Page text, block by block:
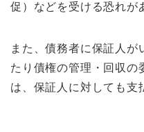
促）などを受ける恐れが
また、債務者に保証人が
たり債権の管理・回収の
は、保証人に対しても支